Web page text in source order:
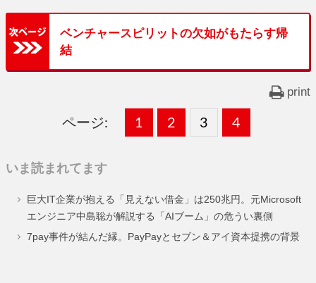
ベンチャースピリットの欠如がもたらす帰
結
print
ページ:
固
ー
ジ
1 ,
固
ー
ジ
2 ,
固
ー
ジ
3 ,
固
ー
ジ
4
いま読まれてます
巨大IT企業が抱える「見えない借金」は250兆円。元Microsoft
エンジニア中島聡が解説する「AIブーム」の危うい裏側
7pay事件が結んだ縁。PayPayとセブン＆アイ資本提携の背景